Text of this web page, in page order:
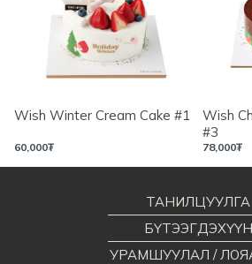
Wish Winter Cream Cake #1
60,000₮
Wish
#3
78,000₮
ТАНИЛЦУУЛГА
БҮТЭЭГДЭХҮҮН
УРАМШУУЛАЛ /